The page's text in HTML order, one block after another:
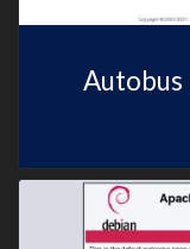
Autobus